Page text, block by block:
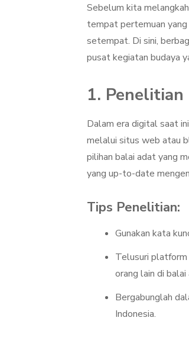
Sebelum kita
tempat pertemuan
setempat. Di sini,
pusat kegiatan budaya
1.
Dalam era digital saat
melalui situs web atau
pilihan balai adat yang
yang up-to-date
Tips Penelitian:
Gunakan kata
Telusuri
orang lain di balai
Bergabunglah
Indonesia.